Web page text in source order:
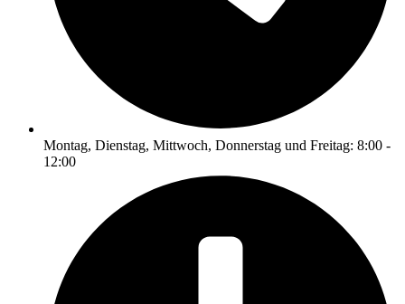
Montag, Dienstag, Mittwoch, Donnerstag und Freitag: 8:00 -
12:00